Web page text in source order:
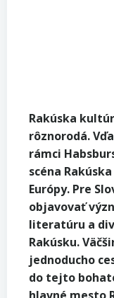
Rakúska k
rôznorodá.
rámci
scéna
Európy. Pre
objavovať
literatúru a
Rakúsku.
jednoducho
do tejto